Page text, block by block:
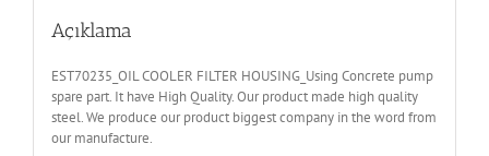
Açıklama
EST70235_OIL COOLER FILTER HOUSING_Using Concrete pump
spare part. It have High Quality. Our product made high quality
steel. We produce our product biggest company in the word from
our manufacture.